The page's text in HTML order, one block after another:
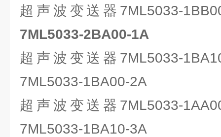
超声波变送器7ML5033-
7ML5033-2BA00-1A
超声波变送器7ML5033-
7ML5033-1BA00-2A
超声波变送器7ML5033-
7ML5033-1BA10-3A